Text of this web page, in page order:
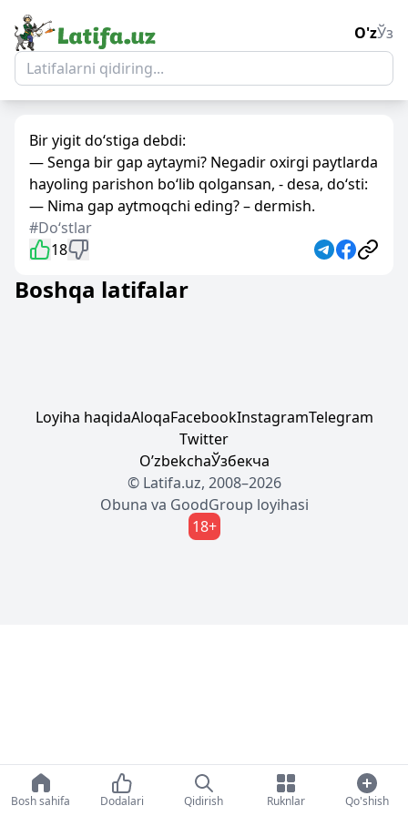
O'zЎз
Bir yigit do‘stiga debdi:
— Senga bir gap aytaymi? Negadir oxirgi paytlarda
hayoling parishon bo‘lib qolgansan, - desa, do‘sti:
— Nima gap aytmoqchi eding? – dermish.
#Doʻstlar
18
Boshqa latifalar
Loyiha haqidaAloqaFacebookInstagramTelegram
Twitter
OʼzbekchaЎзбекча
© Latifa.uz, 2008–2026
Obuna va GoodGroup loyihasi
18+
Bosh sahifa Dodalari Qidirish Ruknlar Qo'shish